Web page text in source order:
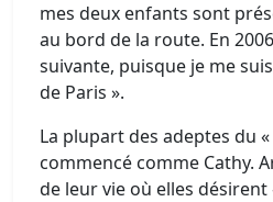
mes deux enfants sont
au bord de la route. En
suivante, puisque je me
de Paris ».
La plupart des adeptes du
commencé comme Cathy.
de leur vie où elles